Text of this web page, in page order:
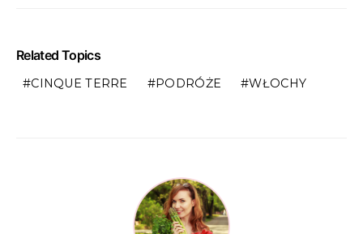
Related Topics
CINQUE TERRE PODRÓŻE WŁOCHY